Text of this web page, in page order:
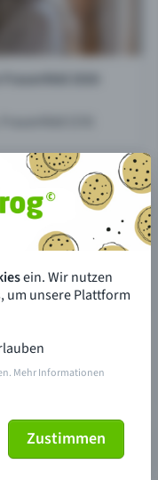
ein. Wir nutzen
um unsere Plattform
Mehr Informationen
Zustimmen